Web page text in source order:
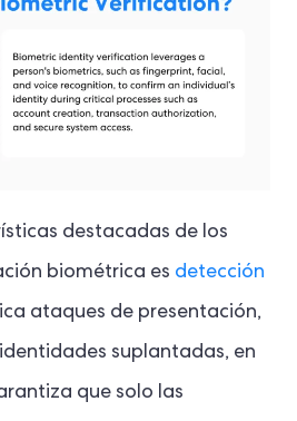
destacadas de los
biométrica es detección
ataques de presentación,
suplantadas, en
que solo las